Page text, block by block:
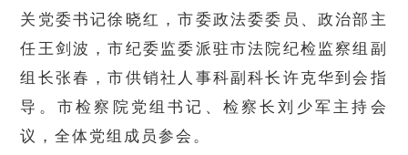
关党委书记徐晓红，市委政法委委员、政治部主
任王剑波，市纪委监委派驻市法院纪检监察组副
组长张春，市供销社人事科副科长许克华到会指
导。市检察院党组书记、检察长刘少军主持会
议，全体党组成员参会。